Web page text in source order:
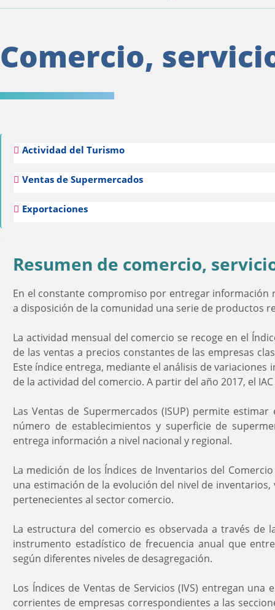
Comercio,
Actividad del Turismo
Ventas de Supermercados
Exportaciones
Resumen de comercio,
En el constante compromiso por entregar información
a disposición de la comunidad una serie de productos
La actividad mensual del comercio se recoge en el
de las ventas a precios constantes de las empresas
Este índice entrega, mediante el análisis de
de la actividad del comercio. A partir del año 2017, el
Las Ventas de Supermercados (ISUP) permite
número de establecimientos y superficie de
entrega información a nivel nacional y regional.
La medición de los Índices de Inventarios del
una estimación de la evolución del nivel de
pertenecientes al sector comercio.
La estructura del comercio es observada a través de
instrumento estadístico de frecuencia anual que
según diferentes niveles de desagregación.
Los Índices de Ventas de Servicios (IVS) entregan
corrientes de empresas correspondientes a las